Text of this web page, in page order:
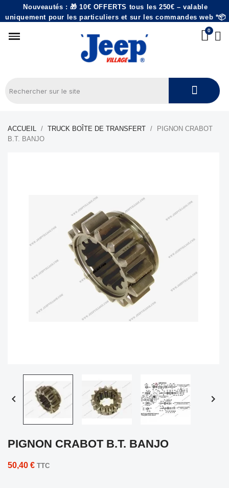
Nouveautés : 🎁 10€ OFFERTS tous les 250€ – valable
uniquement pour les particuliers et sur les commandes web *📦
ACCUEIL TRUCK BOÎTE DE TRANSFERT
PIGNON CRABOT
B.T. BANJO
 
PIGNON CRABOT B.T. BANJO
50,40 € TTC